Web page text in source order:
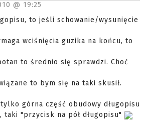
@ 19:25
to jeśli schowanie/wysunięcie
wciśnięcia guzika na końcu, to
to średnio się sprawdzi. Choć
to bym się na taki skusił.
górna część obudowy długopisu
taki "przycisk na pół długopisu"